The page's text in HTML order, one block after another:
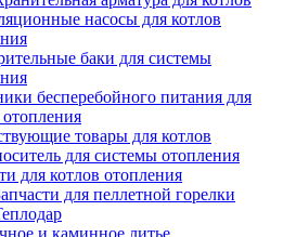
насосы для котлов
баки для системы
бесперебойного питания для
отопления
товары для котлов
для системы отопления
для котлов отопления
для пеллетной горелки
и каминное литье